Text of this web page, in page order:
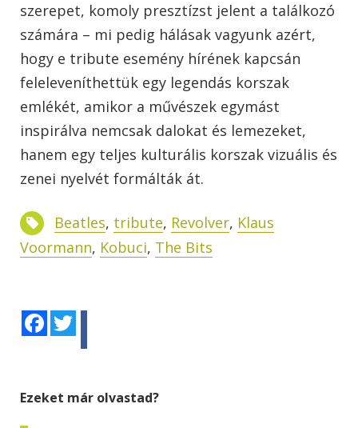
szerepet, komoly presztízst jelent a találkozó
számára – mi pedig hálásak vagyunk azért,
hogy e tribute esemény hírének kapcsán
feleleveníthettük egy legendás korszak
emlékét, amikor a művészek egymást
inspirálva nemcsak dalokat és lemezeket,
hanem egy teljes kulturális korszak vizuális és
zenei nyelvét formálták át.
Beatles, tribute, Revolver, Klaus
Voormann, Kobuci, The Bits
Facebook
Ezeket már olvastad?